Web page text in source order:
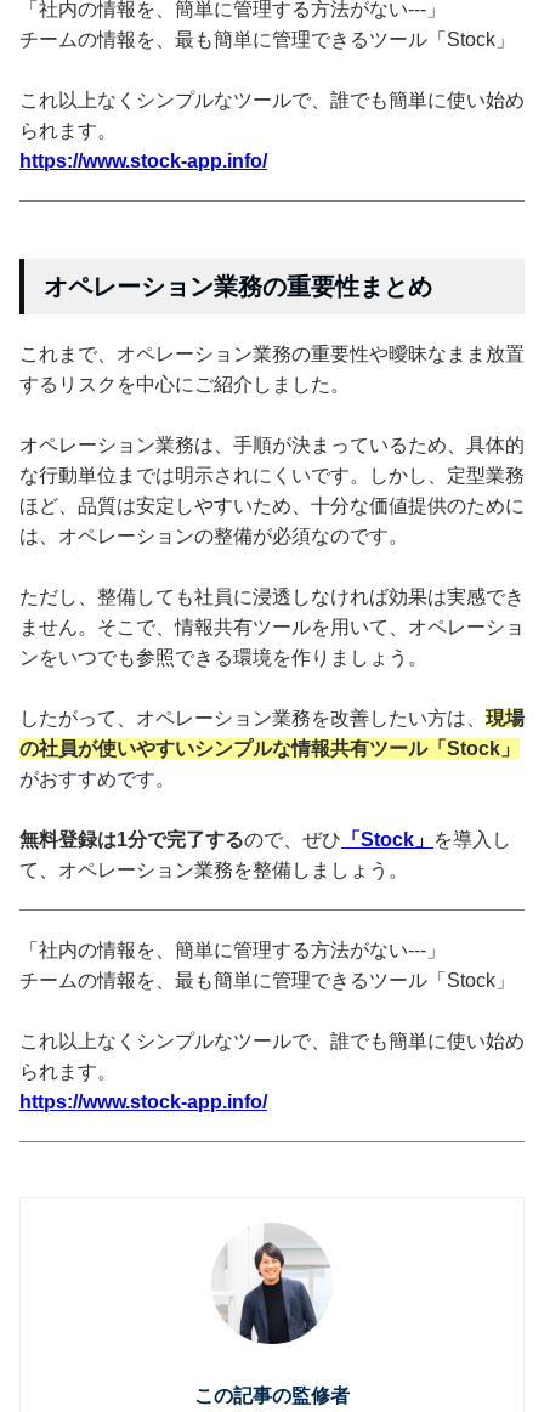
「社内の情報を、簡単に管理する方法がない---」
チームの情報を、最も簡単に管理できるツール「Stock」
これ以上なくシンプルなツールで、誰でも簡単に使い始め
られます。
https://www.stock-app.info/
オペレーション業務の重要性まとめ
これまで、オペレーション業務の重要性や曖昧なまま放置
するリスクを中心にご紹介しました。
オペレーション業務は、手順が決まっているため、具体的
な行動単位までは明示されにくいです。しかし、定型業務
ほど、品質は安定しやすいため、十分な価値提供のために
は、オペレーションの整備が必須なのです。
ただし、整備しても社員に浸透しなければ効果は実感でき
ません。そこで、情報共有ツールを用いて、オペレーショ
ンをいつでも参照できる環境を作りましょう。
したがって、オペレーション業務を改善したい方は、 現場
の社員が使いやすいシンプルな情報共有ツール「Stock」
がおすすめです。
無料登録は1分で完了するので、ぜひ 「Stock」 を導入し
て、オペレーション業務を整備しましょう。
「社内の情報を、簡単に管理する方法がない---」
チームの情報を、最も簡単に管理できるツール「Stock」
これ以上なくシンプルなツールで、誰でも簡単に使い始め
られます。
https://www.stock-app.info/
この記事の監修者